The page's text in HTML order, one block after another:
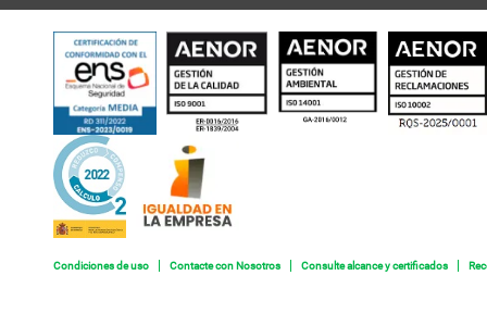
Condiciones de uso Contacte con Nosotros Consulte alcance y certificados